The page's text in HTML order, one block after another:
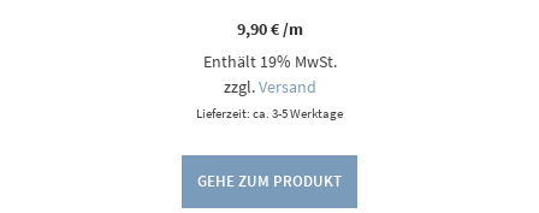
9,90€/m
Enthält 19% MwSt.
zzgl.Versand
Lieferzeit: ca. 3-5 Werktage
GEHE ZUM PRODUKT